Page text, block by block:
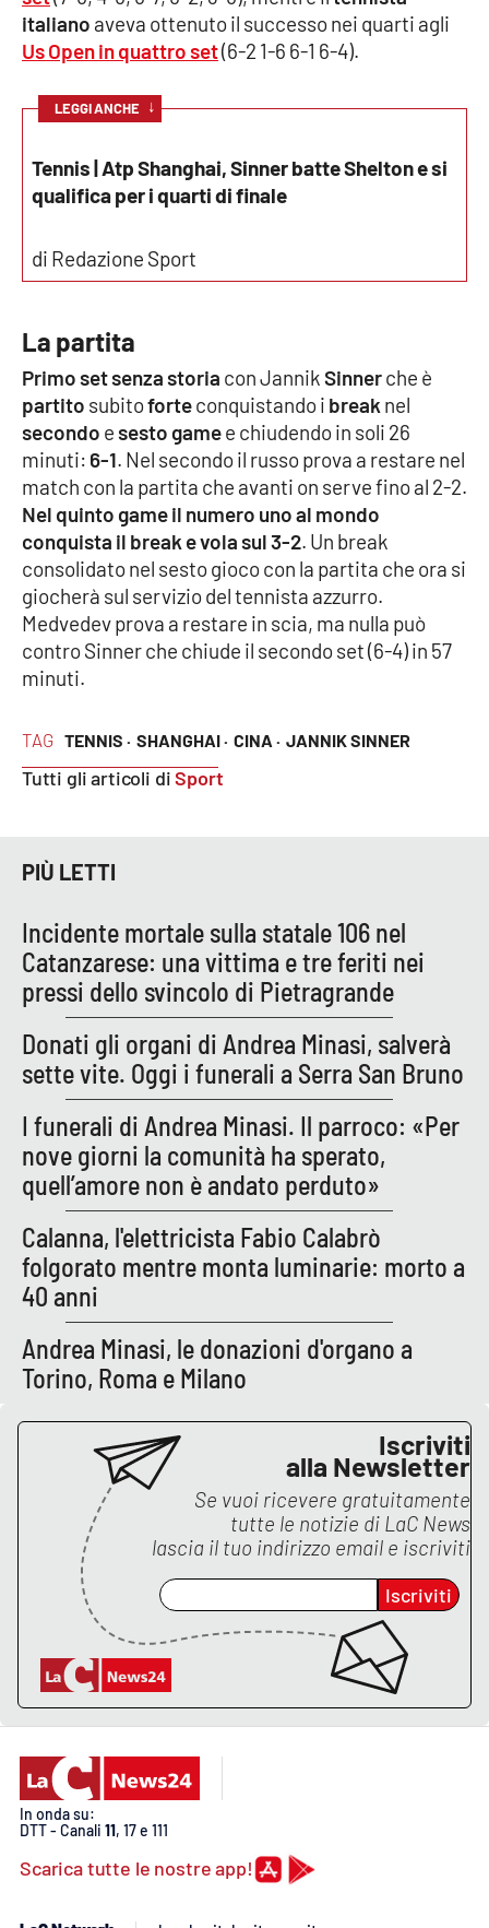
Cultura
Politica
Sanità
RUBRICHE
Good Morning Vietnam
Parchi Marini Calabria
Leggendo Alvaro insieme
Imprese Di Calabria
Le perfidie di Antonella Grippo
STREAMING
LaC OnAir
LOCALI
Catanzaro
Crotone
Vibo Valentia
Reggio Calabria
Cosenza
Lamezia Terme
PROGETTI
SPECIALI
Buona Sanità Calabria
CALABRIAVISIONE
Destinazioni
Eventi
Storie
LAC
TAG TENNIS · SHANGHAI · CINA · JANNIK SINNER
Tutti gli articoli diSport
italiano aveva ottenuto il successo nei quarti agli
Us Open in quattro set(6-2 1-6 6-1 6-4).
LEGGI ANCHE ↓
Tennis | Atp Shanghai, Sinner batte Shelton e si
qualifica per i quarti di finale
di Redazione Sport
La partita
Primoset senza storia con JannikSinnerche è
partito subitoforteconquistando i break nel
secondo esesto gamee chiudendo in soli 26
minuti: 6-1. Nel secondo il russo prova a restare nel
match con la partita che avanti on serve fino al 2-2.
Nel quinto game il numero uno al mondo
conquista il break e vola sul 3-2. Un break
consolidato nel sesto gioco con la partita che ora si
giocherà sul servizio del tennista azzurro.
Medvedev prova a restare in scia, ma nulla può
contro Sinner che chiude il secondo set (6-4) in 57
minuti.
PIÙ LETTI
Incidente mortale sulla statale 106 nel
Catanzarese: una vittima e tre feriti nei
pressi dello svincolo di Pietragrande
Donati gli organi di Andrea Minasi, salverà
sette vite. Oggi i funerali a Serra San Bruno
I funerali di Andrea Minasi. Il parroco: «Per
nove giorni la comunità ha sperato,
quell’amore non è andato perduto»
Calanna, l'elettricista Fabio Calabrò
folgorato mentre monta luminarie: morto a
40 anni
Andrea Minasi, le donazioni d'organo a
Torino, Roma e Milano
Iscriviti
alla Newsletter
Se vuoi ricevere gratuitamente
tutte le notizie di LaC News
lascia il tuo indirizzo email e iscriviti
Iscriviti
In onda su:
DTT - Canali 11, 17 e 111
Scarica tutte le nostre app!